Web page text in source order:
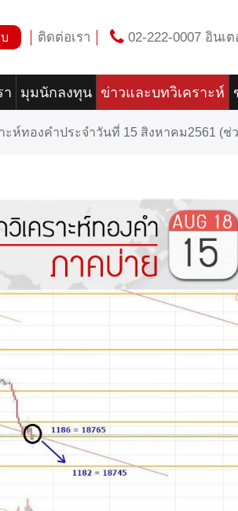
ติดต่อเรา 02-222-0007 อินเ
า มุมนักลงทุน ข่าวและบทวิเคราะห์
ะห์ทองคำประจำวันที่ 15 สิงหาคม2561 (ช่